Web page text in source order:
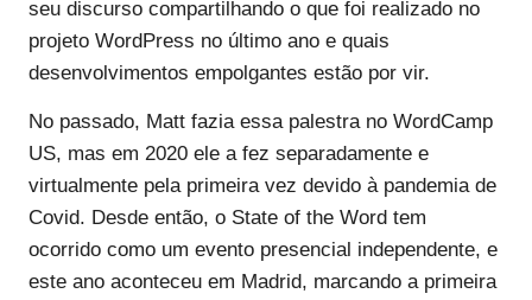
seu discurso compartilhando o que foi realizado no
projeto WordPress no último ano e quais
desenvolvimentos empolgantes estão por vir.
No passado, Matt fazia essa palestra no WordCamp
US, mas em 2020 ele a fez separadamente e
virtualmente pela primeira vez devido à pandemia de
Covid. Desde então, o State of the Word tem
ocorrido como um evento presencial independente, e
este ano aconteceu em Madrid, marcando a primeira